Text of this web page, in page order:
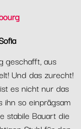
geschafft, aus
Und das zurecht!
es nicht nur das
ihn so einprägsam
stabile Bauart die